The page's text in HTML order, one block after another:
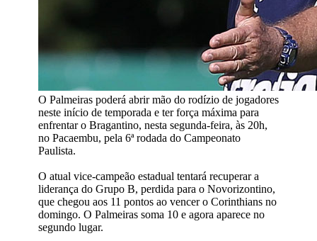
O Palmeiras poderá abrir mão do rodízio de jogadores
neste início de temporada e ter força máxima para
enfrentar o Bragantino, nesta segunda-feira, às 20h,
no Pacaembu, pela 6ª rodada do Campeonato
Paulista.
O atual vice-campeão estadual tentará recuperar a
liderança do Grupo B, perdida para o Novorizontino,
que chegou aos 11 pontos ao vencer o Corinthians no
domingo. O Palmeiras soma 10 e agora aparece no
segundo lugar.